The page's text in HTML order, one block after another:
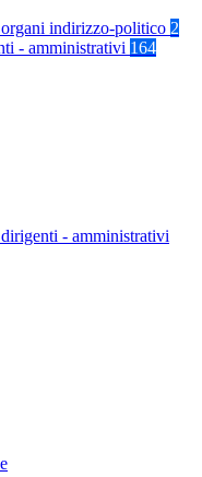
indirizzo-politico 2
- amministrativi 164
- amministrativi